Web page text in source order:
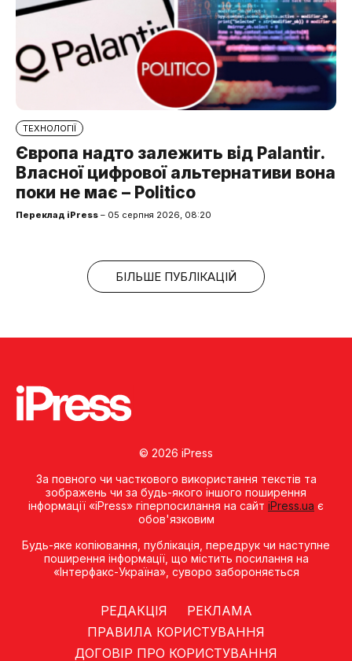
ТЕХНОЛОГІЇ
Європа надто залежить від Palantir.
Власної цифрової альтернативи вона
поки не має – Politico
Переклад iPress – 05 серпня 2026, 08:20
БІЛЬШЕ ПУБЛІКАЦІЙ
© 2026 iPress
За повного чи часткового використання текстів та
зображень чи за будь-якого іншого поширення
інформації «iPress» гіперпосилання на сайт iPress.ua є
обов'язковим
Будь-яке копiювання, публiкацiя, передрук чи наступне
поширення iнформацiї, що мiстить посилання на
«Iнтерфакс-Україна», суворо забороняється
РЕДАКЦІЯ
РЕКЛАМА
ПРАВИЛА КОРИСТУВАННЯ
ДОГОВІР ПРО КОРИСТУВАННЯ